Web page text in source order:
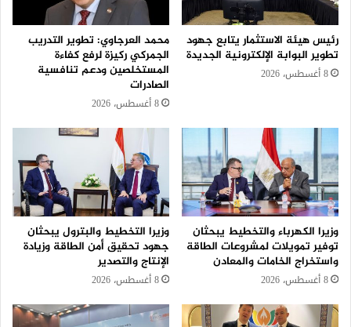
رئيس هيئة الاستثمار يتابع جهود
تطوير البوابة الإلكترونية الجديدة
8 أغسطس، 2026
محمد العرجاوي: تطوير التدريب
الجمركي ركيزة لرفع كفاءة
المستخلصين ودعم تنافسية
الصادرات
8 أغسطس، 2026
وزيرا الكهرباء والتخطيط يبحثان
توفير تمويلات لمشروعات الطاقة
واستخراج الخامات والمعادن
8 أغسطس، 2026
وزيرا التخطيط والبترول يبحثان
جهود تحقيق أمن الطاقة وزيادة
الإنتاج والتصدير
8 أغسطس، 2026